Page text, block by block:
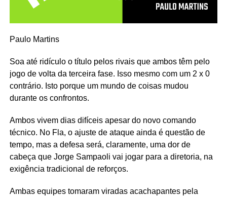
Paulo Martins
Soa até ridículo o título pelos rivais que ambos têm pelo
jogo de volta da terceira fase. Isso mesmo com um 2 x 0
contrário. Isto porque um mundo de coisas mudou
durante os confrontos.
Ambos vivem dias difíceis apesar do novo comando
técnico. No Fla, o ajuste de ataque ainda é questão de
tempo, mas a defesa será, claramente, uma dor de
cabeça que Jorge Sampaoli vai jogar para a diretoria, na
exigência tradicional de reforços.
Ambas equipes tomaram viradas acachapantes pela